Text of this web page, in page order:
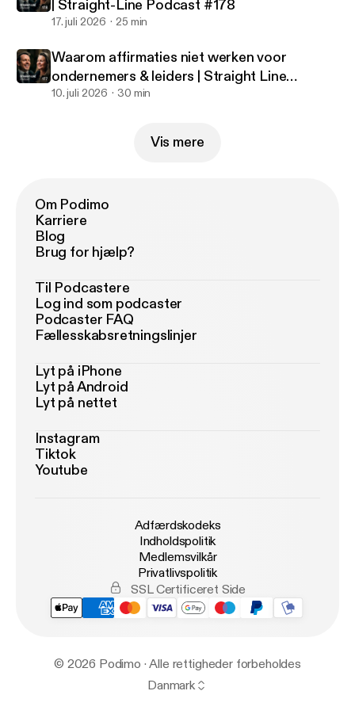
| Straight-Line Podcast #178
17. juli 2026 25 min
Waarom affirmaties niet werken voor
ondernemers & leiders | Straight Line
Podcast #177
10. juli 2026 30 min
Vis mere
Om Podimo
Karriere
Blog
Brug for hjælp?
Til Podcastere
Log ind som podcaster
Podcaster FAQ
Fællesskabsretningslinjer
Lyt på iPhone
Lyt på Android
Lyt på nettet
Instagram
Tiktok
Youtube
Adfærdskodeks
Indholdspolitik
Medlemsvilkår
Privatlivspolitik
SSL Certificeret Side
© 2026 Podimo · Alle rettigheder forbeholdes
Danmark